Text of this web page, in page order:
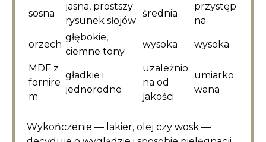
sosna
jasna, prostszy
rysunek słojów
średnia
przystęp
na
orzech
głębokie,
ciemne tony
wysoka wysoka
MDF z
fornire
m
gładkie i
jednorodne
uzależnio
na od
jakości
umiarko
wana
Wykończenie — lakier, olej czy wosk —